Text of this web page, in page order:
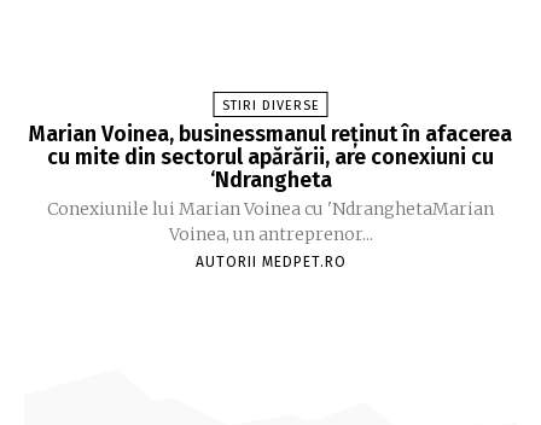
STIRI DIVERSE
Marian Voinea, businessmanul reținut în afacerea
cu mite din sectorul apărării, are conexiuni cu
‘Ndrangheta
Conexiunile lui Marian Voinea cu 'NdranghetaMarian
Voinea, un antreprenor...
AUTORII MEDPET.RO